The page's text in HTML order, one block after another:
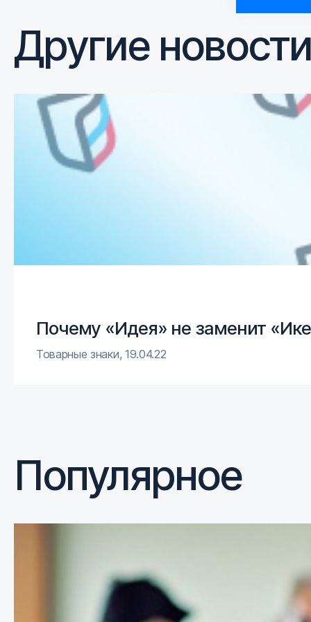
Другие новости
Почему «Идея» не заменит
Товарные знаки, 19.04.22
Популярное